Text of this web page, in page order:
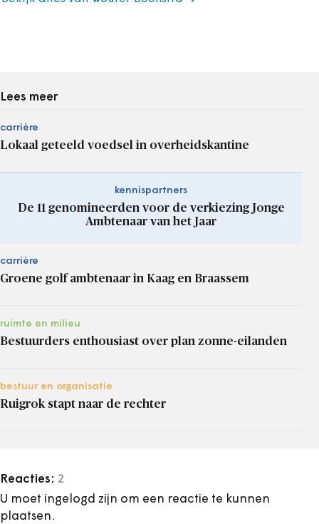
Lees meer
carrière
Lokaal geteeld voedsel in overheidskantine
kennispartners
De 11 genomineerden voor de verkiezing Jonge
Ambtenaar van het Jaar
carrière
Groene golf ambtenaar in Kaag en Braassem
ruimte en milieu
Bestuurders enthousiast over plan zonne-eilanden
bestuur en organisatie
Ruigrok stapt naar de rechter
Reacties: 2
U moet ingelogd zijn om een reactie te kunnen
plaatsen.